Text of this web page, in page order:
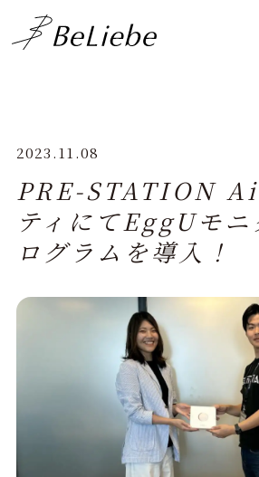
2023.11.08
PRE-STATION Ai
ティにてEggUモ
ログラムを導入！